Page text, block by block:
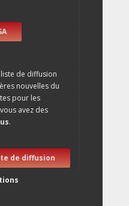
de diffusion
nouvelles du
pour les
avez des
.
de diffusion